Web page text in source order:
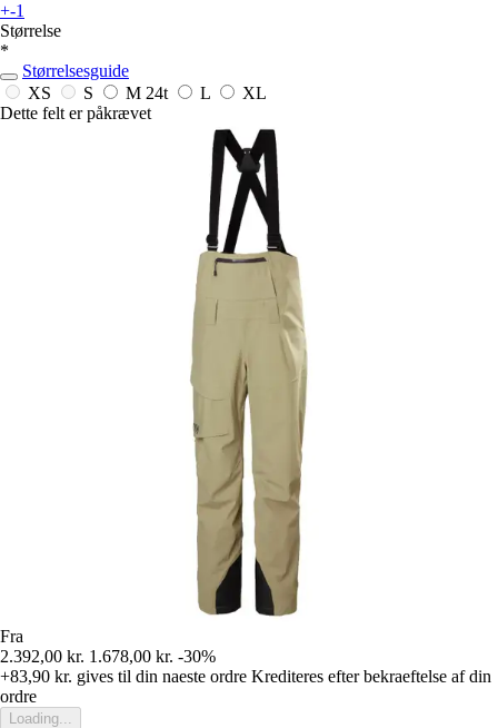
+-1
Størrelse
*
Størrelsesguide
XS
S M 24t L
XL
Dette felt er påkrævet
Fra
2.392,00 kr. 1.678,00 kr. -30%
+83,90 kr. gives til din naeste ordre Krediteres efter bekraeftelse af din
ordre
Loading...